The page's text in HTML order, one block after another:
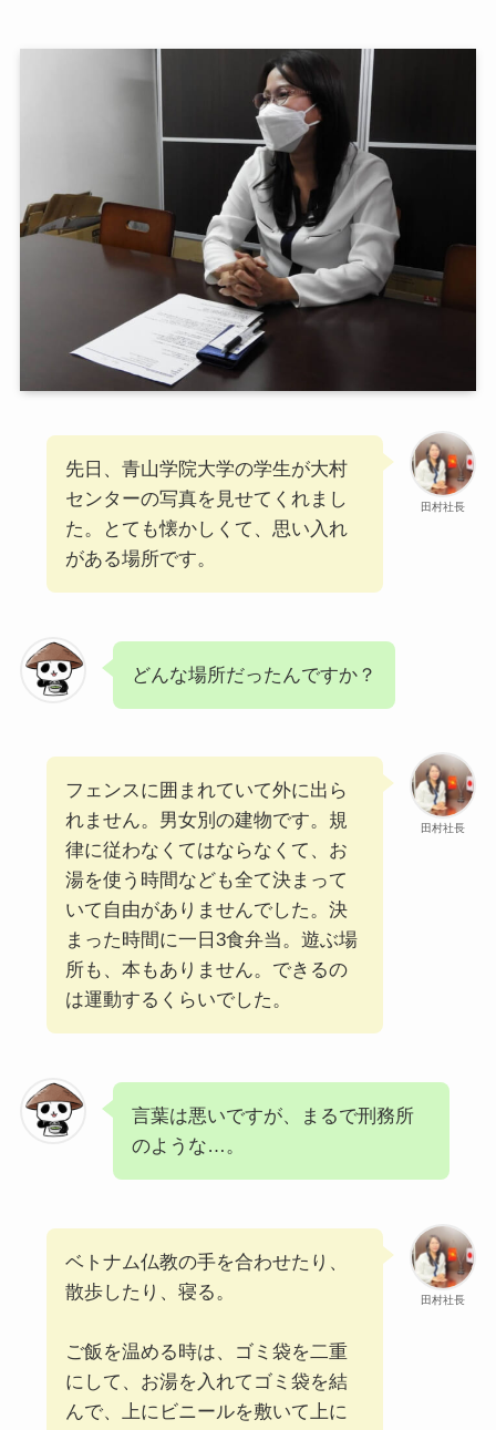
田村社長
先日、青山学院大学の学生が大村
センターの写真を見せてくれまし
た。とても懐かしくて、思い入れ
がある場所です。
どんな場所だったんですか？
田村社長
フェンスに囲まれていて外に出ら
れません。男女別の建物です。規
律に従わなくてはならなくて、お
湯を使う時間なども全て決まって
いて自由がありませんでした。決
まった時間に一日3食弁当。遊ぶ場
所も、本もありません。できるの
は運動するくらいでした。
言葉は悪いですが、まるで刑務所
のような…。
田村社長
ベトナム仏教の手を合わせたり、
散歩したり、寝る。
ご飯を温める時は、ゴミ袋を二重
にして、お湯を入れてゴミ袋を結
んで、上にビニールを敷いて上に